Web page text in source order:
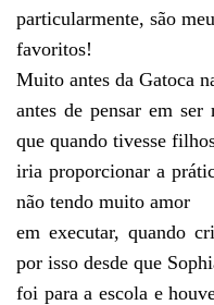
particularmente, são
favoritos!
Muito antes da Gatoca
antes de pensar em
que quando tivesse
iria proporcionar a
não tendo muito amor
em executar, quando
por isso desde que
foi para a escola e